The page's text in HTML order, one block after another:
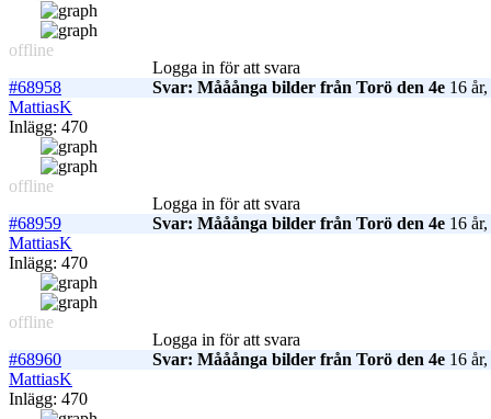
offline
Logga in för att svara
#68958
Svar: Mååånga bilder från Torö den 4e 16
MattiasK
Inlägg: 470
offline
Logga in för att svara
#68959
Svar: Mååånga bilder från Torö den 4e 16
MattiasK
Inlägg: 470
offline
Logga in för att svara
#68960
Svar: Mååånga bilder från Torö den 4e 16
MattiasK
Inlägg: 470